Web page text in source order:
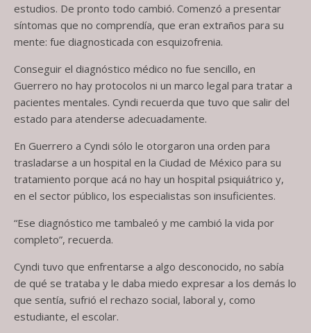
estudios. De pronto todo cambió. Comenzó a presentar
síntomas que no comprendía, que eran extraños para su
mente: fue diagnosticada con esquizofrenia.
Conseguir el diagnóstico médico no fue sencillo, en
Guerrero no hay protocolos ni un marco legal para tratar a
pacientes mentales. Cyndi recuerda que tuvo que salir del
estado para atenderse adecuadamente.
En Guerrero a Cyndi sólo le otorgaron una orden para
trasladarse a un hospital en la Ciudad de México para su
tratamiento porque acá no hay un hospital psiquiátrico y,
en el sector público, los especialistas son insuficientes.
“Ese diagnóstico me tambaleó y me cambió la vida por
completo”, recuerda.
Cyndi tuvo que enfrentarse a algo desconocido, no sabía
de qué se trataba y le daba miedo expresar a los demás lo
que sentía, sufrió el rechazo social, laboral y, como
estudiante, el escolar.